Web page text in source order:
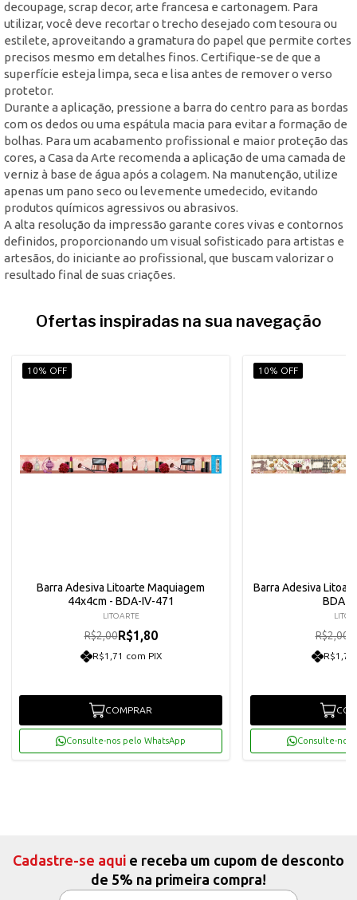
decoupage, scrap decor, arte francesa e cartonagem. Para
utilizar, você deve recortar o trecho desejado com tesoura ou
estilete, aproveitando a gramatura do papel que permite cortes
precisos mesmo em detalhes finos. Certifique-se de que a
superfície esteja limpa, seca e lisa antes de remover o verso
protetor.
Durante a aplicação, pressione a barra do centro para as bordas
com os dedos ou uma espátula macia para evitar a formação de
bolhas. Para um acabamento profissional e maior proteção das
cores, a Casa da Arte recomenda a aplicação de uma camada de
verniz à base de água após a colagem. Na manutenção, utilize
apenas um pano seco ou levemente umedecido, evitando
produtos químicos agressivos ou abrasivos.
A alta resolução da impressão garante cores vivas e contornos
definidos, proporcionando um visual sofisticado para artistas e
artesãos, do iniciante ao profissional, que buscam valorizar o
resultado final de suas criações.
Ofertas inspiradas na sua navegação
10% OFF
Barra Adesiva Litoarte Maquiagem
44x4cm - BDA-IV-471
LITOARTE
R$2,00R$1,80
R$1,71 com PIX
COMPRAR
Consulte-nos pelo WhatsApp
10% OFF
Barra Adesiva
BDA-
R$2,00
R$1,71
Consulte-nos
Cadastre-se aqui e receba um cupom de desconto
de 5% na primeira compra!